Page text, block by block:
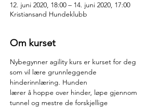
12. juni 2020, 18:00 – 14. juni 2020, 17:00
Kristiansand Hundeklubb
Om kurset
Nybegynner agility kurs er kurset for deg
som vil lære grunnleggende
hinderinnlæring. Hunden
lærer å hoppe over hinder, løpe gjennom
tunnel og mestre de forskjellige